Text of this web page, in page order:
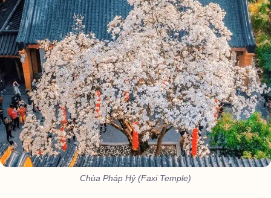
Chùa Pháp Hỷ (Faxi Temple)